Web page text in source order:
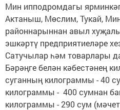
Мин ипподромдагы
Актаныш, Мөслим, Тукай,
районнарыннан авыл
эшкәртү предприятиеләре
Сатучылар һәм товарлары
Бәрәңге белән кәбестәнең
суганның килограммы - 40
килограммы - 400 сумнан
килограммы - 290 сум